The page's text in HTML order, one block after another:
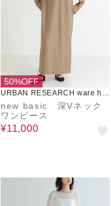
50%OFF
URBAN RESEARCH ware ho
use
new basic 深Vネック
ワンピース
¥11,000